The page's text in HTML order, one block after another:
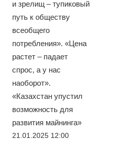
и зрелищ – тупиковый
путь к обществу
всеобщего
потребления». «Цена
растет – падает
спрос, а у нас
наоборот».
«Казахстан упустил
возможность для
развития майнинга»
21.01.2025 12:00